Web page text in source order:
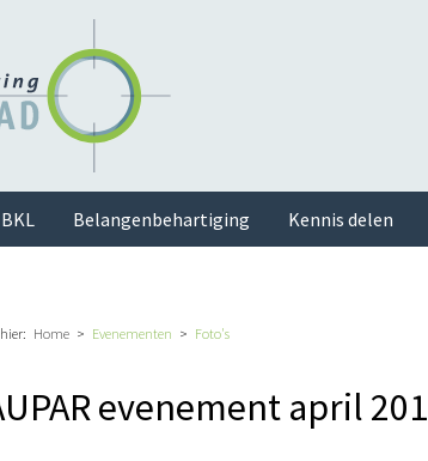
Youtube
Home Evenementen Foto's
evenement april
Belangenbehartiging Kennis delen